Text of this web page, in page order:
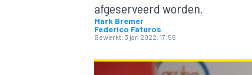
afgeserveerd worden.
Mark Bremer
Federico Faturos
Bewerkt: 3 jan 2022, 17:56